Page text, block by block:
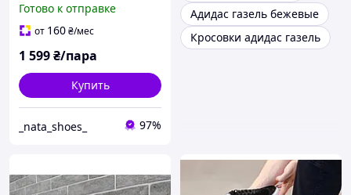
Готово к отправке
от 160₴/мес
1 599₴/пара
Купить
_nata_shoes_ 97%
Адидас газель бежевые
Кросовки адидас газель